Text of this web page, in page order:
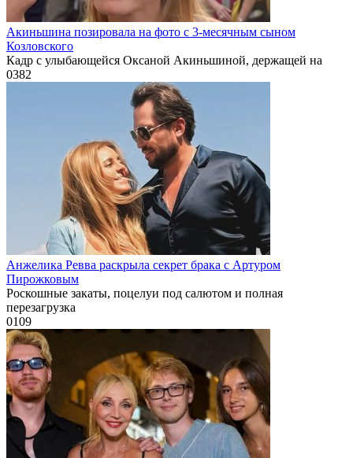
Акиньшина позировала на фото с 3-месячным сыном
Козловского
Кадр с улыбающейся Оксаной Акиньшиной, держащей на
0382
Анжелика Ревва раскрыла секрет брака с Артуром
Пирожковым
Роскошные закаты, поцелуи под салютом и полная
перезагрузка
0109